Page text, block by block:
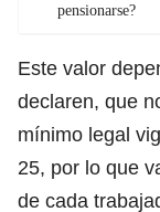
pensionarse?
Este valor
declaren, que
mínimo legal
25, por lo que
de cada